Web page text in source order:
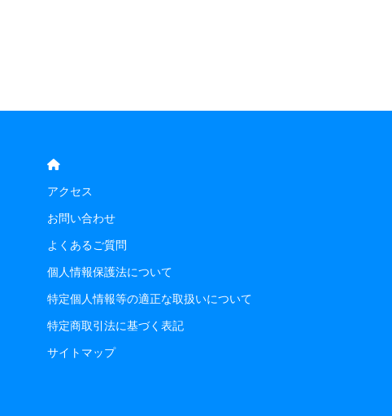
アクセス
お問い合わせ
よくあるご質問
個人情報保護法について
特定個人情報等の適正な取扱いについて
特定商取引法に基づく表記
サイトマップ